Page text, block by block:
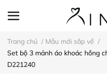
Trang chủ / Mẫu mới sắp về /
Set bộ 3 mảnh áo khoác hồng
D221240